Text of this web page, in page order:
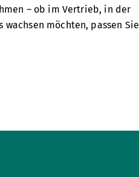
– ob im Vertrieb, in der
möchten, passen Sie